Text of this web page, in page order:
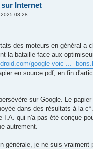
sur Internet
03:28
des moteurs en général a
la bataille face aux
google-voic ... -
en source pdf, en fin
sur Google. Le
dans des résultats à la c*.
I.A. qui n'a pas été conçue
autrement.
générale, je ne suis